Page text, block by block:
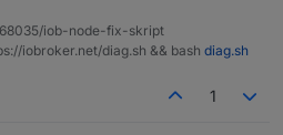
iob-node-fix-skript
iobroker.net/diag.sh && bash diag.sh
1